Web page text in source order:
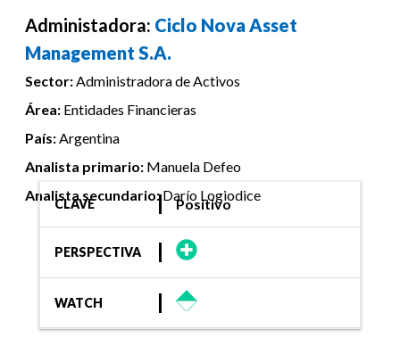
Administadora: Ciclo Nova Asset
Management S.A.
Sector:Administradora de Activos
Área: Entidades Financieras
País:Argentina
Analista primario: Manuela Defeo
Analista secundario:Darío Logiodice
CLAVE Positivo
PERSPECTIVA
WATCH